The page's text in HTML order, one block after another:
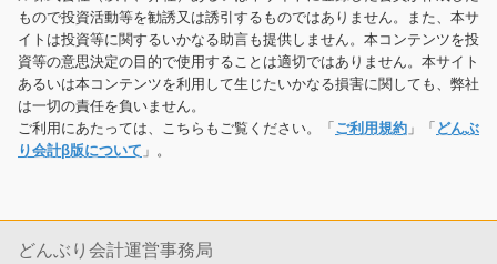
もので投資活動等を勧誘又は誘引するものではありません。また、本サ
イトは投資等に関するいかなる助言も提供しません。本コンテンツを投
資等の意思決定の目的で使用することは適切ではありません。本サイト
あるいは本コンテンツを利用して生じたいかなる損害に関しても、弊社
は一切の責任を負いません。
ご利用にあたっては、こちらもご覧ください。「 ご利用規約 」「 どんぶ
り会計β版について 」。
どんぶり会計運営事務局